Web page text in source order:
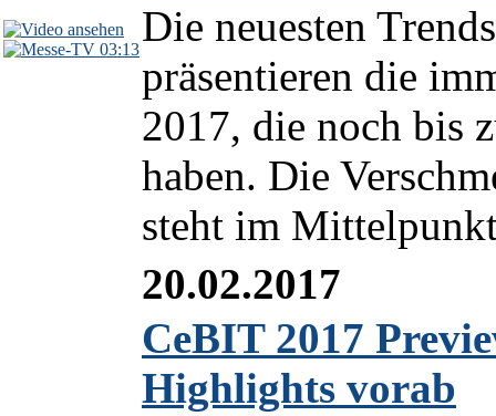
03:13Die neuesten
präsentieren die
2017, die noch bis
haben. Die
steht im
20.02.2017
CeBIT 2017
Highlights vorab